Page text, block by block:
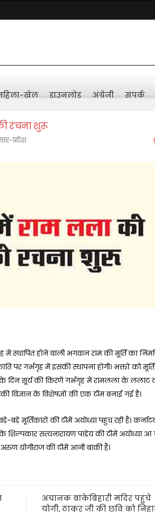
खेल डाउनलोड अंग्रेजी संपर्क
रचना शुरू
प्रदेश
में स्थापित होने वाली भगवान राम की मूर्ति का
पर गर्भगृह में इसकी स्थापना होगी। भक्तों को
दिन सूर्य की किरणें गर्भगृह में रामलला के ललाट
विज्ञान के विशेषज्ञों की एक टीम बनाई गई है।
मूर्तिकारों की टीमें अयोध्या पहुंच रही हैं।
सत्यनारायण पांडेय की टीमें अयोध्या आ
योगीराज की टीमें आनी बाकी हैं।
अचानक बांकेबिहारी मंदिर पहुंचे
योगी, ठाकुर जी की छवि को